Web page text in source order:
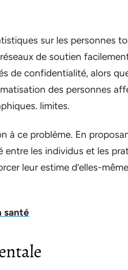
sur les personnes
de soutien
de confidentialité, alors
des personnes
limites.
à ce problème. En
les individus et les
leur estime d’elles-
santé